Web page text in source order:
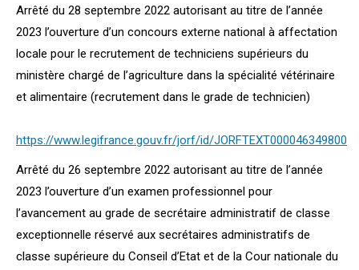
Arrêté du 28 septembre 2022 autorisant au titre de l’année
2023 l’ouverture d’un concours externe national à affectation
locale pour le recrutement de techniciens supérieurs du
ministère chargé de l’agriculture dans la spécialité vétérinaire
et alimentaire (recrutement dans le grade de technicien)
https://www.legifrance.gouv.fr/jorf/id/JORFTEXT000046349800
Arrêté du 26 septembre 2022 autorisant au titre de l’année
2023 l’ouverture d’un examen professionnel pour
l’avancement au grade de secrétaire administratif de classe
exceptionnelle réservé aux secrétaires administratifs de
classe supérieure du Conseil d’Etat et de la Cour nationale du